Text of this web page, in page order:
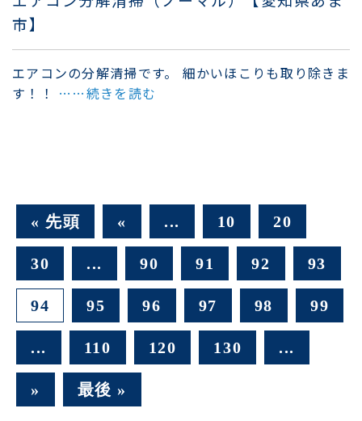
市】
エアコンの分解清掃です。 細かいほこりも取り除きま
す！！ ……続きを読む
« 先頭 « ... 10 20
30 ... 90 91 92 93
94 95 96 97 98 99
... 110 120 130 ...
» 最後 »